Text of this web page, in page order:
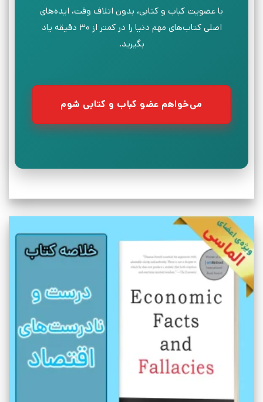
با عضویت کباب و کتابی، بدون اتلاف وقت، ایده‌های
اصلی کتاب‌های مهم دنیا را در کمتر از ۳۰ دقیقه یاد
بگیرید.
می‌خواهم عضو کباب و کتابی شوم